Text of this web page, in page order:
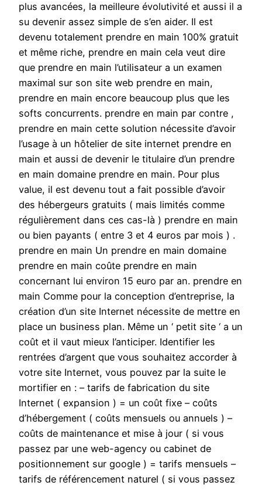
plus avancées, la meilleure évolutivité et aussi il a
su devenir assez simple de s’en aider. Il est
devenu totalement prendre en main 100% gratuit
et même riche, prendre en main cela veut dire
que prendre en main l’utilisateur a un examen
maximal sur son site web prendre en main,
prendre en main encore beaucoup plus que les
softs concurrents. prendre en main par contre ,
prendre en main cette solution nécessite d’avoir
l’usage à un hôtelier de site internet prendre en
main et aussi de devenir le titulaire d’un prendre
en main domaine prendre en main. Pour plus
value, il est devenu tout a fait possible d’avoir
des hébergeurs gratuits ( mais limités comme
régulièrement dans ces cas-là ) prendre en main
ou bien payants ( entre 3 et 4 euros par mois ) .
prendre en main Un prendre en main domaine
prendre en main coûte prendre en main
concernant lui environ 15 euro par an. prendre en
main Comme pour la conception d’entreprise, la
création d’un site Internet nécessite de mettre en
place un business plan. Même un ‘ petit site ‘ a un
coût et il vaut mieux l’anticiper. Identifier les
rentrées d’argent que vous souhaitez accorder à
votre site Internet, vous pouvez par la suite le
mortifier en : – tarifs de fabrication du site
Internet ( expansion ) = un coût fixe – coûts
d’hébergement ( coûts mensuels ou annuels ) –
coûts de maintenance et mise à jour ( si vous
passez par une web-agency ou cabinet de
positionnement sur google ) = tarifs mensuels –
tarifs de référencement naturel ( si vous passez